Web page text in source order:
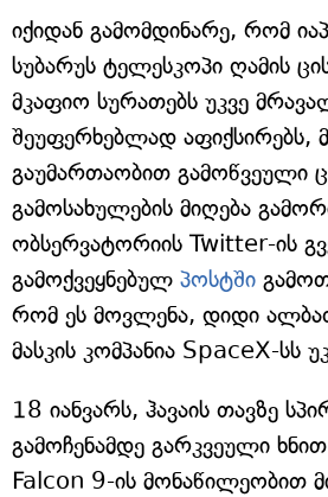
იქიდან გამომდინარე, რომ
სუბარუს ტელესკოპი ღამის
მკაფიო სურათებს უკვე
შეუფერხებლად აფიქსირებს,
გაუმართაობით გამოწვეული
გამოსახულების მიღება
ობსერვატორიის Twitter-ის
გამოქვეყნებულ პოსტში
რომ ეს მოვლენა, დიდი
მასკის კომპანია SpaceX-სს
18 იანვარს, ჰავაის თავზე
გამოჩენამდე გარკვეული
Falcon 9-ის მონაწილეობით